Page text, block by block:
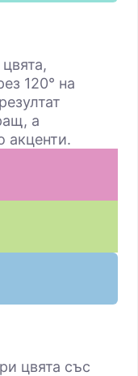
120° на
а
акценти.
цвята със